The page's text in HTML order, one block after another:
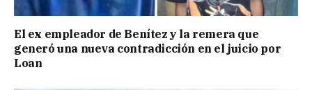
El ex empleador de Benítez y la remera que
generó una nueva contradicción en el juicio por
Loan